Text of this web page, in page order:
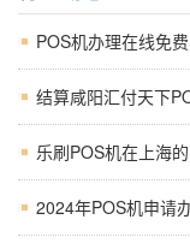
POS机办理在线免
结算咸阳汇付天下
乐刷POS机在上海的
2024年POS机申请